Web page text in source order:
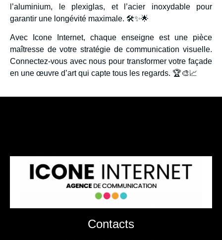
l’aluminium, le plexiglas, et l’acier inoxydable pour
garantir une longévité maximale. 🛠✨🌟
Avec Icone Internet, chaque enseigne est une pièce
maîtresse de votre stratégie de communication visuelle.
Connectez-vous avec nous pour transformer votre façade
en une œuvre d’art qui capte tous les regards. 🏆🎨📈
Contacts